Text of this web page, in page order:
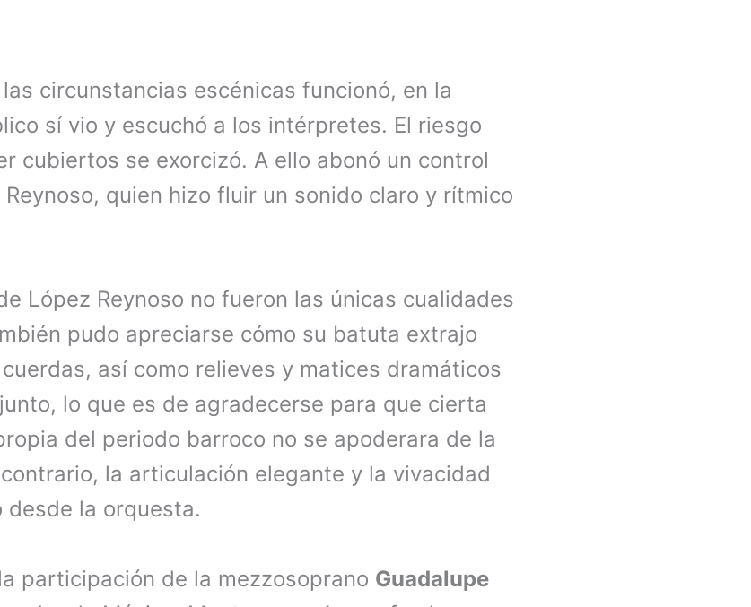
circunstancias escénicas funcionó, en la
sí vio y escuchó a los intérpretes. El riesgo
cubiertos se exorcizó. A ello abonó un control
quien hizo fluir un sonido claro y rítmico
López Reynoso no fueron las únicas cualidades
pudo apreciarse cómo su batuta extrajo
así como relieves y matices dramáticos
lo que es de agradecerse para que cierta
del periodo barroco no se apoderara de la
la articulación elegante y la vivacidad
desde la orquesta.
participación de la mezzosoprano Guadalupe